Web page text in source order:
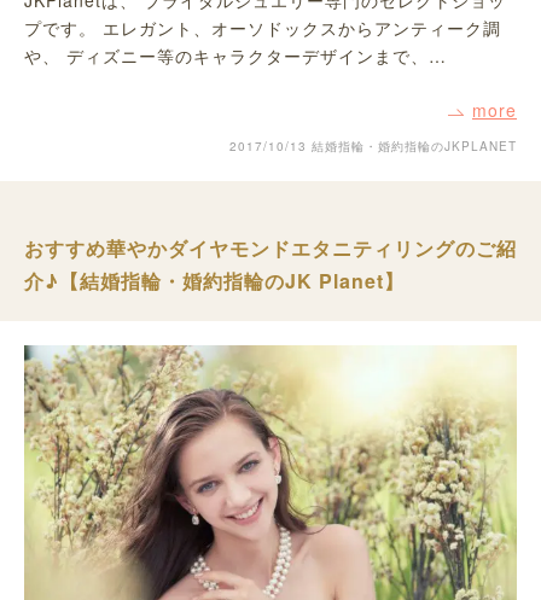
プです。 エレガント、オーソドックスからアンティーク調
や、 ディズニー等のキャラクターデザインまで、…
more
2017/10/13 結婚指輪・婚約指輪のJKPLANET
おすすめ華やかダイヤモンドエタニティリングのご紹
介♪【結婚指輪・婚約指輪のJK Planet】